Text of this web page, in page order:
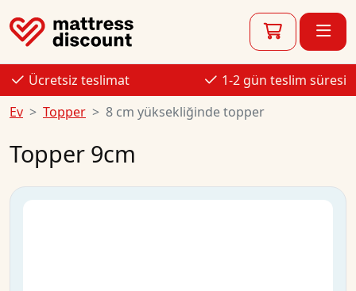
Ücretsiz teslimat
1-2 gün teslim süresi
Ev
Topper 8 cm yüksekliğinde topper
Topper 9cm